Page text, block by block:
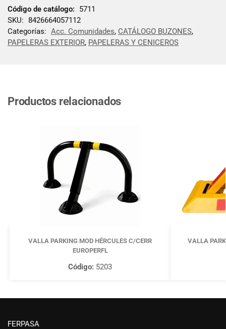
Código de catálogo:
5711
SKU: 8426664057112
Categorías: Acc. Comunidades, CATÁLOGO BUZONES,
PAPELERAS EXTERIOR, PAPELERAS Y CENICEROS
Productos relacionados
VALLA PARKING MOD HÉRCULES C/CERR
EUROPERFL
Código: 5203
VALLA
FERPASA